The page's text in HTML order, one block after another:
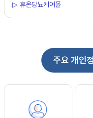
▷ 휴온당뇨케어몰
주요 개인